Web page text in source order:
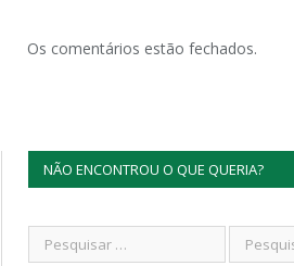
Os comentários estão fechados.
NÃO ENCONTROU O QUE QUERIA?